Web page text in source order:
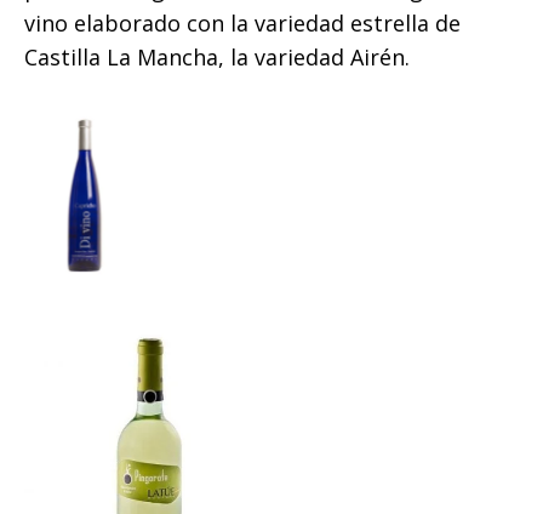
vino elaborado con la variedad estrella de
Castilla La Mancha, la variedad Airén.